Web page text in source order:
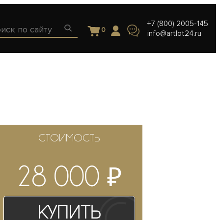
0
+7 (800) 2005-145
info@artlot24.ru
СТОИМОСТЬ
28 000₽
Купить